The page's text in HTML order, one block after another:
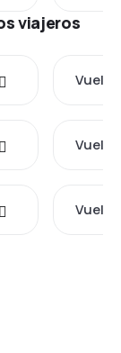
viajeros